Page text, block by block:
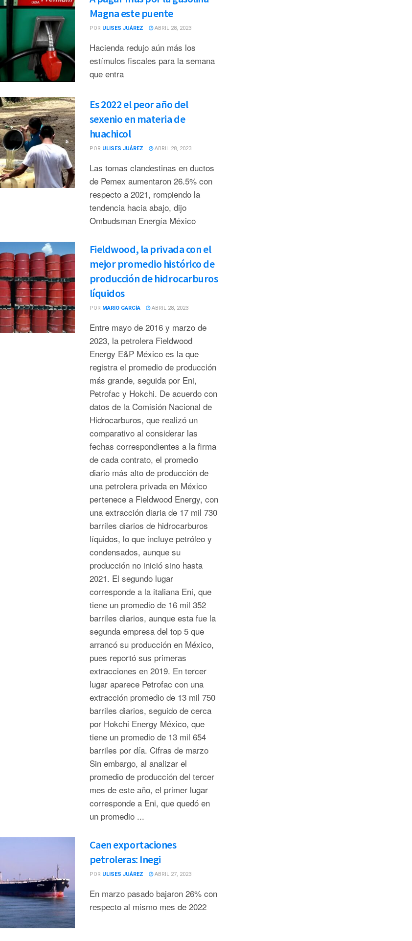
Magna este puente
POR ULISES JUÁREZ ABRIL 28, 2023
Hacienda redujo aún más los
estímulos fiscales para la semana
que entra
Es 2022 el peor año del
sexenio en materia de
huachicol
POR ULISES JUÁREZ ABRIL 28, 2023
Las tomas clandestinas en ductos
de Pemex aumentaron 26.5% con
respecto a 2021, rompiendo la
tendencia hacia abajo, dijo
Ombudsman Energía México
Fieldwood, la privada con el
mejor promedio histórico de
producción de hidrocarburos
líquidos
POR MARIO GARCÍA ABRIL 28, 2023
Entre mayo de 2016 y marzo de
2023, la petrolera Fieldwood
Energy E&P México es la que
registra el promedio de producción
más grande, seguida por Eni,
Petrofac y Hokchi. De acuerdo con
datos de la Comisión Nacional de
Hidrocarburos, que realizó un
comparativo al considerar las
fechas correspondientes a la firma
de cada contrato, el promedio
diario más alto de producción de
una petrolera privada en México
pertenece a Fieldwood Energy, con
una extracción diaria de 17 mil 730
barriles diarios de hidrocarburos
líquidos, lo que incluye petróleo y
condensados, aunque su
producción no inició sino hasta
2021. El segundo lugar
corresponde a la italiana Eni, que
tiene un promedio de 16 mil 352
barriles diarios, aunque esta fue la
segunda empresa del top 5 que
arrancó su producción en México,
pues reportó sus primeras
extracciones en 2019. En tercer
lugar aparece Petrofac con una
extracción promedio de 13 mil 750
barriles diarios, seguido de cerca
por Hokchi Energy México, que
tiene un promedio de 13 mil 654
barriles por día. Cifras de marzo
Sin embargo, al analizar el
promedio de producción del tercer
mes de este año, el primer lugar
corresponde a Eni, que quedó en
un promedio ...
Caen exportaciones
petroleras: Inegi
POR ULISES JUÁREZ ABRIL 27, 2023
En marzo pasado bajaron 26% con
respecto al mismo mes de 2022